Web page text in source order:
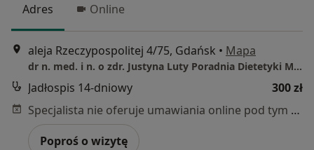
Adres Online
aleja Rzeczypospolitej 4/75, Gdańsk • Mapa
dr n. med. i n. o zdr. Justyna Luty Poradnia Dietetyki Medycznej - Gdańsk
Jadłospis 14-dniowy
300 zł
Specjalista nie oferuje umawiania online pod tym adresem.
Poproś o wizytę